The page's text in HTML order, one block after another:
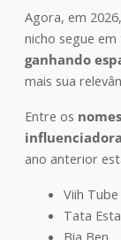
Agora, em
nicho segue
ganhando
mais sua
Entre os
ano anterior
Viih Tube
Tata